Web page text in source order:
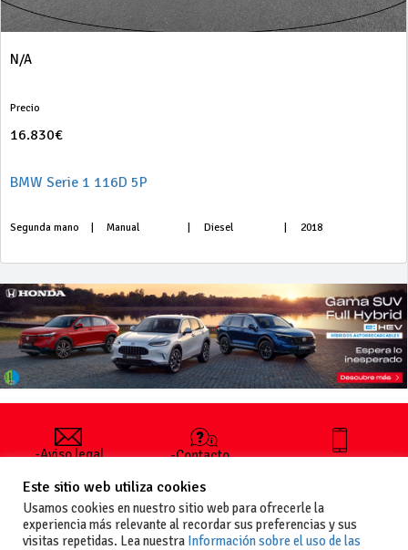
N/A
Precio
16.830€
BMW Serie 1 116D 5P
Segunda mano Manual Diesel 2018
-Aviso legal
generales
de uso
-Política de
-Contacto
publicar un
anuncio
-Vende+
+34 627 35
Este sitio web utiliza cookies
Usamos cookies en nuestro sitio web para ofrecerle la
experiencia más relevante al recordar sus preferencias y sus
visitas repetidas. Lea nuestra Información sobre el uso de las